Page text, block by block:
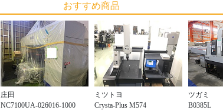
おすすめ商品
庄田
NC7100UA-026016-1000
ミツトヨ
Crysta-Plus M574
ツガミ
B0385L